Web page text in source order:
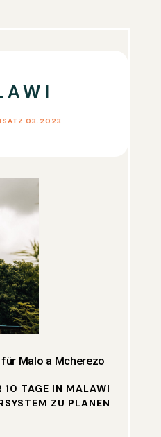
03.2023
Malo a Mcherezo
10 TAGE IN MALAWI
ZU PLANEN